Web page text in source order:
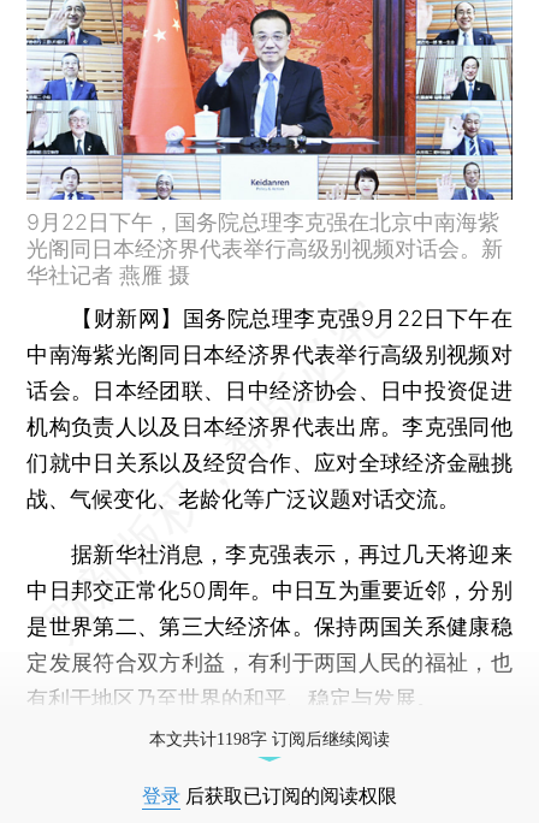
9月22日下午，国务院总理李克强在北京中南海紫
光阁同日本经济界代表举行高级别视频对话会。新
华社记者 燕雁 摄
【财新网】 国务院总理李克强9月22日下午在
中南海紫光阁同日本经济界代表举行高级别视频对
话会。日本经团联、日中经济协会、日中投资促进
机构负责人以及日本经济界代表出席。李克强同他
们就中日关系以及经贸合作、应对全球经济金融挑
战、气候变化、老龄化等广泛议题对话交流。
据新华社消息，李克强表示，再过几天将迎来
中日邦交正常化50周年。中日互为重要近邻，分别
是世界第二、第三大经济体。保持两国关系健康稳
定发展符合双方利益，有利于两国人民的福祉，也
有利于地区乃至世界的和平、稳定与发展。
本文共计1198字 订阅后继续阅读
登录 后获取已订阅的阅读权限